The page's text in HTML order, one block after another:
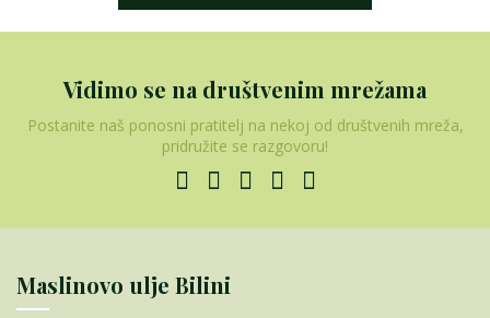
Vidimo se na društvenim mrežama
Postanite naš ponosni pratitelj na nekoj od društvenih mreža,
pridružite se razgovoru!
Maslinovo ulje Bilini